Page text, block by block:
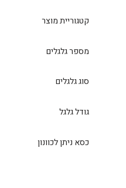
קטגוריית מוצר
מספר גלגלים
סוג גלגלים
גודל גלגל
כסא ניתן לכוונון